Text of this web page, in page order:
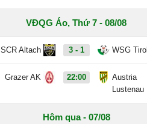
VĐQG Áo, Thứ 7 - 08/08
SCR Altach 3 - 1 WSG Tirol
Grazer AK 22:00
Austria
Lustenau
Hôm qua - 07/08